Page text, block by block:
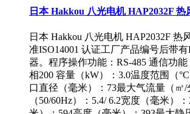
日本 Hakkou 八光电机 HAP2032F 热
日本 Hakkou 八光电机 HAP2032F 热
准ISO14001 认证工厂产品编号后带
器。程序操作功能：RS-485 通信功
相200 容量（kW）：3.0温度范围（
口直径（毫米）：73最大气流量（㎥/
（50/60Hz）：5.4/ 6.2宽度（毫米）